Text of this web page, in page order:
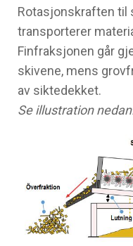
Rotasjonskraften til
transporterer
Finfraksjonen går
skivene, mens
av siktedekket.
Se illustration